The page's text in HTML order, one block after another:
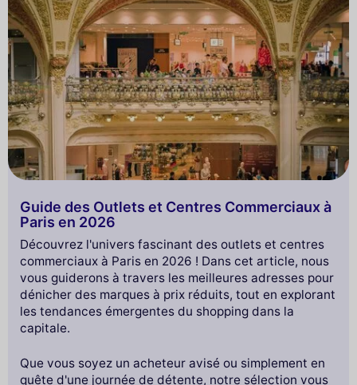
Guide des Outlets et Centres Commerciaux à
Paris en 2026
Découvrez l'univers fascinant des outlets et centres
commerciaux à Paris en 2026 ! Dans cet article, nous
vous guiderons à travers les meilleures adresses pour
dénicher des marques à prix réduits, tout en explorant
les tendances émergentes du shopping dans la
capitale.
Que vous soyez un acheteur avisé ou simplement en
quête d'une journée de détente, notre sélection vous